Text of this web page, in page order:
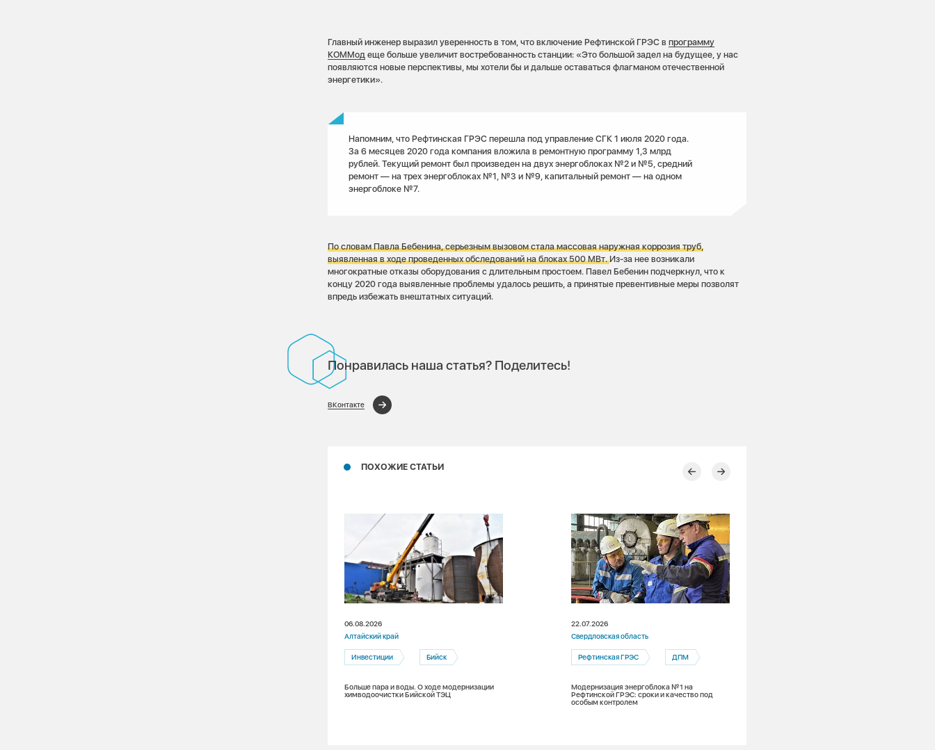
Главный инженер выразил уверенность в том, что включение Рефтинской ГРЭС впрограмму
КОММод еще больше увеличит востребованность станции: «Это большой задел на будущее, у нас
появляются новые перспективы, мы хотели бы и дальше оставаться флагманом отечественной
энергетики».
Напомним, что Рефтинская ГРЭС перешла под управление СГК 1 июля 2020 года.
За 6 месяцев 2020 года компания вложила в ремонтную программу 1,3 млрд
рублей. Текущий ремонт был произведен на двух энергоблоках №2 и №5, средний
ремонт — на трех энергоблоках №1, №3 и №9, капитальный ремонт — на одном
энергоблоке №7.
По словам Павла Бебенина, серьезным вызовом стала массовая наружная коррозия труб,
выявленная в ходе проведенных обследований на блоках 500 МВт.Из-за нее возникали
многократные отказы оборудования с длительным простоем. Павел Бебенин подчеркнул, что к
концу 2020 года выявленные проблемы удалось решить, а принятые превентивные меры позволят
впредь избежать внештатных ситуаций.
Понравилась наша статья? Поделитесь!
ВКонтакте
ПОХОЖИЕ СТАТЬИ
06.08.2026
Алтайский край
Инвестиции Бийск
Больше пара и воды. О ходе модернизации
химводоочистки Бийской ТЭЦ
22.07.2026
Свердловская область
Рефтинская ГРЭС ДПМ
Модернизация энергоблока №1 на
Рефтинской ГРЭС: сроки и качество под
особым контролем